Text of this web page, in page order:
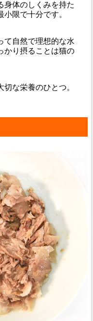
身体のしくみを持た
限で十分です。
て自然で理想的な水
かり摂ることは猫の
な栄養のひとつ。